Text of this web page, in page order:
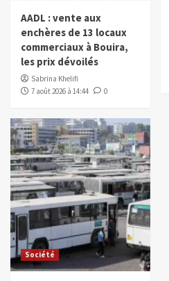
AADL : vente aux
enchères de 13 locaux
commerciaux à Bouira,
les prix dévoilés
Sabrina Khelifi
7 août 2026 à 14:44
0
Société